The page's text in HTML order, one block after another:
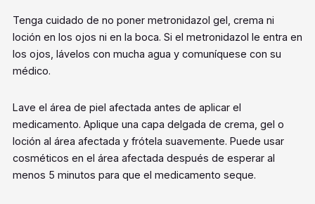
Tenga cuidado de no poner metronidazol gel, crema ni
loción en los ojos ni en la boca. Si el metronidazol le entra en
los ojos, lávelos con mucha agua y comuníquese con su
médico.
Lave el área de piel afectada antes de aplicar el
medicamento. Aplique una capa delgada de crema, gel o
loción al área afectada y frótela suavemente. Puede usar
cosméticos en el área afectada después de esperar al
menos 5 minutos para que el medicamento seque.